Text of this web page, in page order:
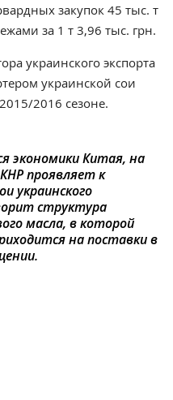
закупок 45 тыс. т
за 1 т 3,96 тыс. грн.
украинского экспорта
украинской сои
2016 сезоне.
экономики Китая, на
проявляет к
украинского
структура
масла, в которой
на поставки в